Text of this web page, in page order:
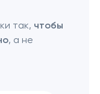
так, чтобы
, а не